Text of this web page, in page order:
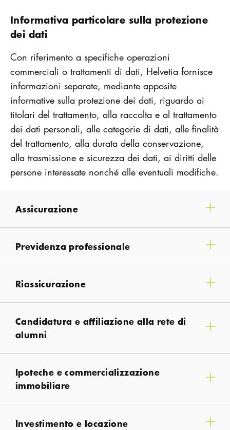
Informativa particolare sulla protezione
dei dati
Con riferimento a specifiche operazioni
commerciali o trattamenti di dati, Helvetia fornisce
informazioni separate, mediante apposite
informative sulla protezione dei dati, riguardo ai
titolari del trattamento, alla raccolta e al trattamento
dei dati personali, alle categorie di dati, alle finalità
del trattamento, alla durata della conservazione,
alla trasmissione e sicurezza dei dati, ai diritti delle
persone interessate nonché alle eventuali modifiche.
Assicurazione
Previdenza professionale
Riassicurazione
Candidatura e affiliazione alla rete di
alumni
Ipoteche e commercializzazione
immobiliare
Investimento e locazione